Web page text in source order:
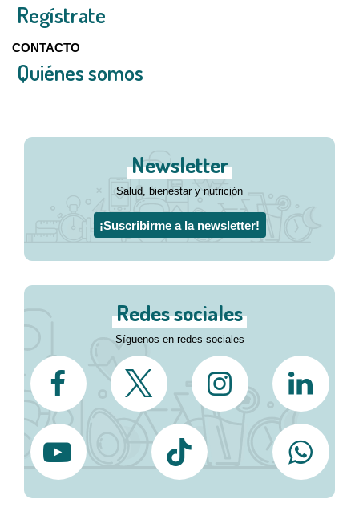
Regístrate
CONTACTO
Quiénes somos
Newsletter
Salud, bienestar y nutrición
¡Suscribirme a la newsletter!
Redes sociales
Síguenos en redes sociales